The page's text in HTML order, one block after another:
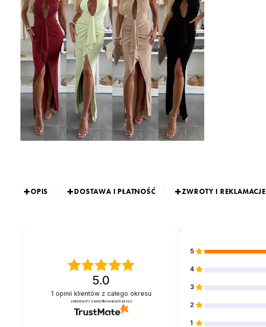
OPIS DOSTAWA I PŁATNOŚĆ ZWROTY I REKLAMACJE
5.0
1 opinii klientów z całego okresu
zebranych i zweryfikowanych przez
5
4
3
2
1